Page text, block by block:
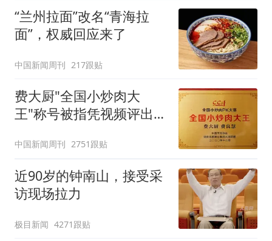
“兰州拉面”改名“青海拉
面”，权威回应来了
中国新闻周刊 217跟贴
费大厨"全国小炒肉大
王"称号被指凭视频评出
中国新闻周刊 2751跟贴
近90岁的钟南山，接受采
访现场拉力
极目新闻 4271跟贴